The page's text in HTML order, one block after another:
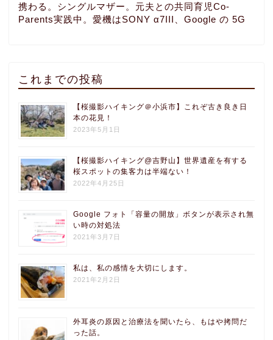
携わる。シングルマザー。元夫との共同育児Co-
Parents実践中。愛機はSONY α7III、Google の 5G
これまでの投稿
【桜撮影ハイキング＠小浜市】これぞ古き良き日
本の花見！
2023年5月1日
【桜撮影ハイキング@吉野山】世界遺産を有する
桜スポットの集客力は半端ない！
2022年4月25日
Google フォト「容量の開放」ボタンが表示され無
い時の対処法
2021年3月7日
私は、私の感情を大切にします。
2021年2月2日
外耳炎の原因と治療法を聞いたら、もはや拷問だ
った話。